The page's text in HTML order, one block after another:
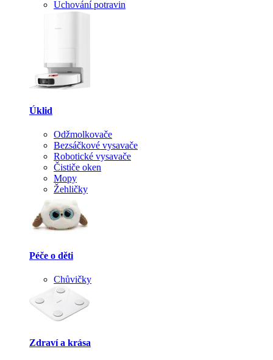
Uchování potravin
Úklid
Odžmolkovače
Bezsáčkové vysavače
Robotické vysavače
Čističe oken
Mopy
Žehličky
Péče o děti
Chůvičky
Zdraví a krása